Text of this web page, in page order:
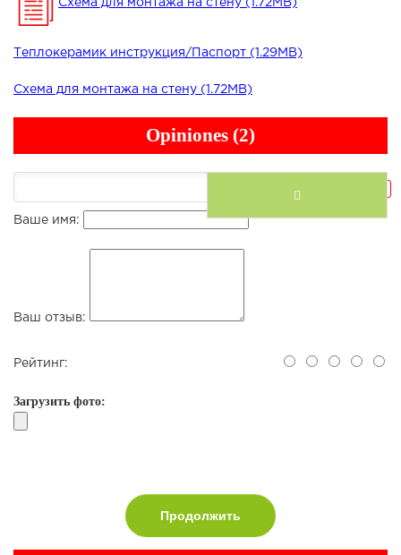
Схема для монтажа на стену (1.72MB)
Теплокерамик инструкция/Паспорт (1.29MB)
Схема для монтажа на стену (1.72MB)
Opiniones (2)
Ваше имя:
Ваш отзыв:
Рейтинг:
Загрузить фото:
Продолжить